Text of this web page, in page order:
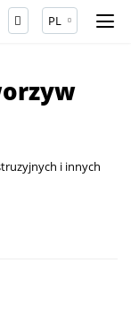
PL
i innych